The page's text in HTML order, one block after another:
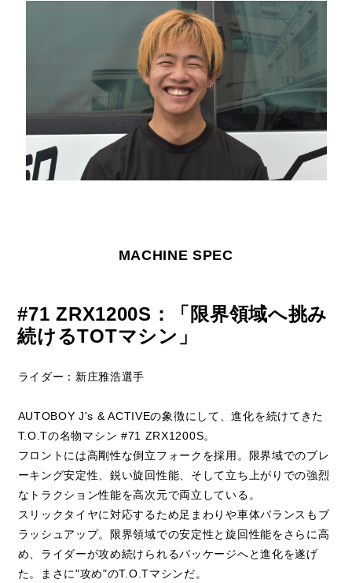
MACHINE SPEC
#71 ZRX1200S：「限界領域へ挑み
続けるTOTマシン」
ライダー：新庄雅浩選手
AUTOBOY J's & ACTIVEの象徴にして、進化を続けてきた
T.O.Tの名物マシン #71 ZRX1200S。
フロントには高剛性な倒立フォークを採用。限界域でのブレ
ーキング安定性、鋭い旋回性能、そして立ち上がりでの強烈
なトラクション性能を高次元で両立している。
スリックタイヤに対応するため足まわりや車体バランスもブ
ラッシュアップ。限界領域での安定性と旋回性能をさらに高
め、ライダーが攻め続けられるパッケージへと進化を遂げ
た。まさに"攻め"のT.O.Tマシンだ。